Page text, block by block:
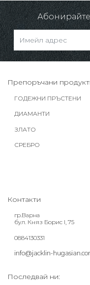
Препоръчани
ГОДЕЖНИ ПРЪСТЕНИ
ДИАМАНТИ
ЗЛАТО
СРЕБРО
Контакти
гр.Варна
бул. Княз Борис I, 75
0884130331
info@jacklin-
Последвай ни: